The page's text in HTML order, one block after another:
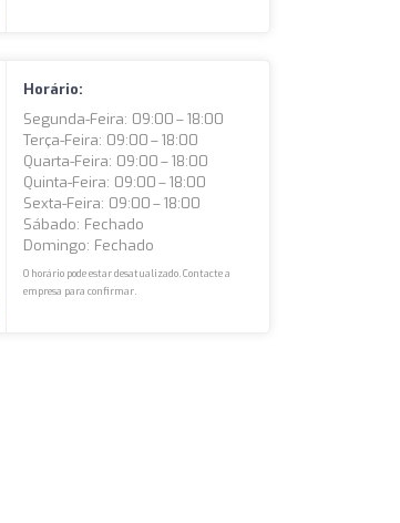
Horário:
Segunda-Feira: 09:00 – 18:00
Terça-Feira: 09:00 – 18:00
Quarta-Feira: 09:00 – 18:00
Quinta-Feira: 09:00 – 18:00
Sexta-Feira: 09:00 – 18:00
Sábado: Fechado
Domingo: Fechado
O horário pode estar desatualizado. Contacte a
empresa para confirmar.